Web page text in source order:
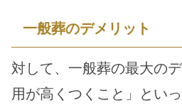
一般葬のデメリット
対して、一般葬の最大の
用が高くつくこと」とい